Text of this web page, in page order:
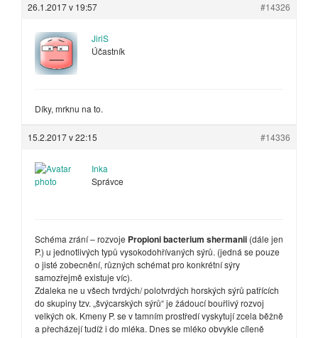
26.1.2017 v 19:57 #14326
JiriS
Účastník
Díky, mrknu na to.
15.2.2017 v 22:15 #14336
Inka
Správce
Schéma zrání – rozvoje Propioni bacterium shermanii (dále jen
P.) u jednotlivých typů vysokodohřívaných sýrů. (jedná se pouze
o jisté zobecnění, různých schémat pro konkrétní sýry
samozřejmě existuje víc).
Zdaleka ne u všech tvrdých/ polotvrdých horských sýrů patřících
do skupiny tzv. „švýcarských sýrů“ je žádoucí bouřlivý rozvoj
velkých ok. Kmeny P. se v tamním prostředí vyskytují zcela běžně
a přecházejí tudíž i do mléka. Dnes se mléko obvykle cíleně